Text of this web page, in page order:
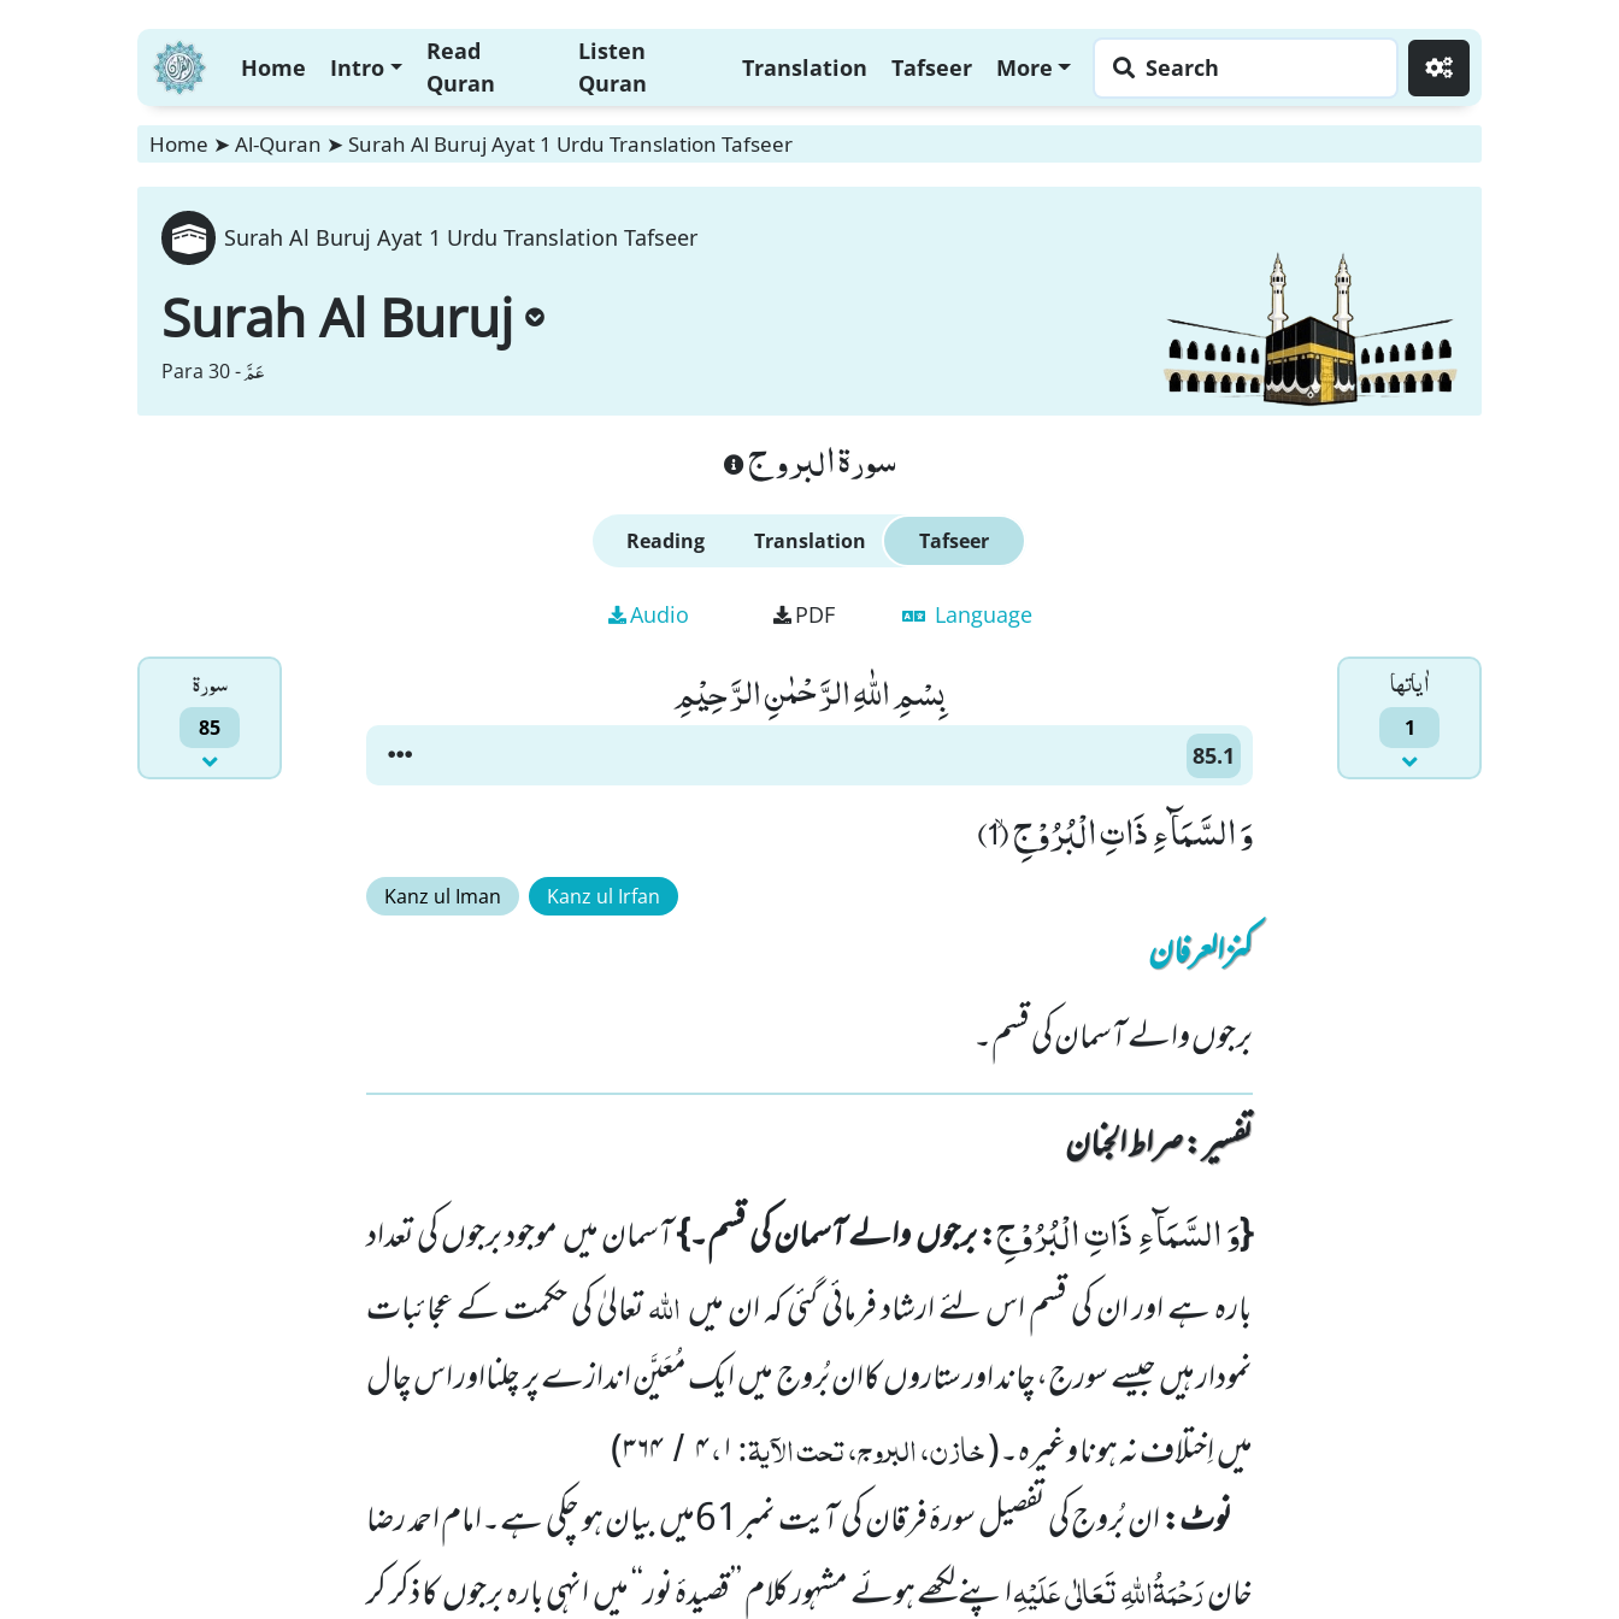
Home Intro
Read
Quran
Listen
Quran
Translation Tafseer More Search
Home ➤ Al-Quran ➤ Surah Al Buruj Ayat 1 Urdu Translation Tafseer
Surah Al Buruj Ayat 1 Urdu Translation Tafseer
Surah Al Buruj
Para 30 -عَمَّ
سورة البروج
Reading Translation Tafseer
Audio PDF Language
سورۃ
85
اٰياتها
1
بِسْمِ اللّٰهِ الرَّحْمٰنِ الرَّحِیْمِ
85.1
وَ السَّمَآءِ ذَاتِ الْبُرُوْجِۙ (1)
Kanz ul Iman Kanz ul Irfan
کنزالعرفان
برجوں والے آسمان کی قسم۔
تفسیر : ‎صراط الجنان
{وَ السَّمَآءِ ذَاتِ الْبُرُوْجِ: برجوںوالے آسمان کی قسم۔}آسمان میںموجود برجوں کی تعداد
بارہ ہے اور ان کی قسم اس لئے ارشاد فرمائی گئی کہ ان میںاللّٰہتعالیٰ کی حکمت کے عجائبات
نمودار ہیںجیسے سورج،چاند اور ستاروںکاان بُروج میںایک مُعَیَّن اندازے پر چلنااور اس چال
میںاِختلاف نہ ہونا وغیرہ۔(خازن، البروج، تحت الآیۃ:۱،۴ /۳۶۴)
نوٹ:ان بُروج کی تفصیل سورۂ فرقان کی آیت نمبر61میںبیان ہو چکی ہے۔امام احمد رضا
خانرَحْمَۃُاللّٰہِ تَعَالٰیعَلَیْہِاپنے لکھے ہوئے مشہور کلام ’’قصیدۂ نور‘‘ میںانہی بارہ برجوںکا ذکر کر